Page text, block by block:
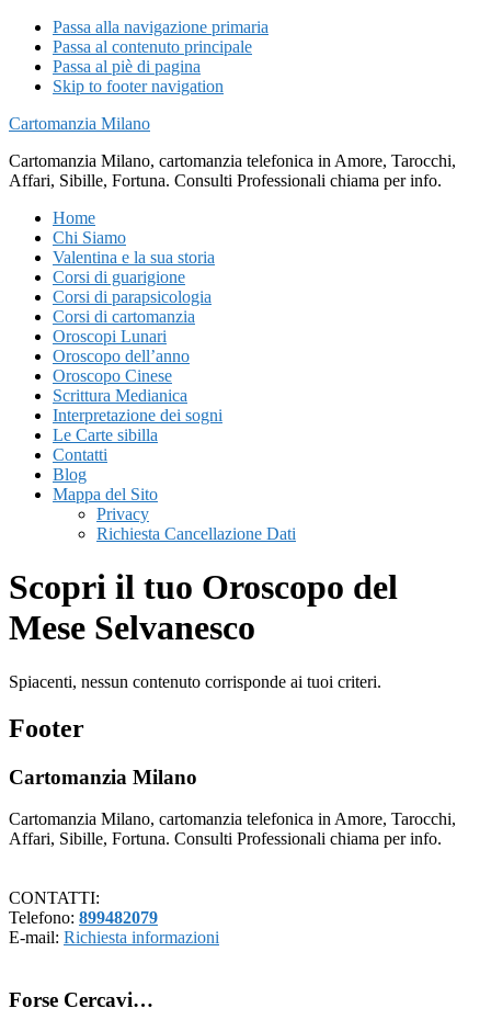
Passa alla navigazione primaria
Passa al contenuto principale
Passa al piè di pagina
Skip to footer navigation
Cartomanzia Milano
Cartomanzia Milano, cartomanzia telefonica in Amore, Tarocchi,
Affari, Sibille, Fortuna. Consulti Professionali chiama per info.
Home
Chi Siamo
Valentina e la sua storia
Corsi di guarigione
Corsi di parapsicologia
Corsi di cartomanzia
Oroscopi Lunari
Oroscopo dell’anno
Oroscopo Cinese
Scrittura Medianica
Interpretazione dei sogni
Le Carte sibilla
Contatti
Blog
Mappa del Sito
Privacy
Richiesta Cancellazione Dati
Scopri il tuo Oroscopo del
Mese Selvanesco
Spiacenti, nessun contenuto corrisponde ai tuoi criteri.
Footer
Cartomanzia Milano
Cartomanzia Milano, cartomanzia telefonica in Amore, Tarocchi,
Affari, Sibille, Fortuna. Consulti Professionali chiama per info.
CONTATTI:
Telefono: 899482079
E-mail: Richiesta informazioni
Forse Cercavi…